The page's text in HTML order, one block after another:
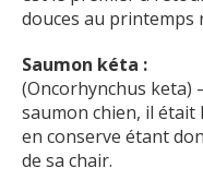
douces au printemps
Saumon kéta :
(Oncorhynchus keta)
saumon chien, il
en conserve étant
de sa chair.